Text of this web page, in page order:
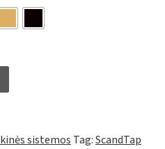
B quantity
sistemos Tag:ScandTap